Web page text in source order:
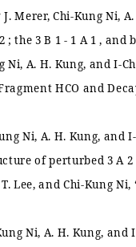
Merer, Chi-Kung Ni,
; the 3 B 1 - 1 A 1 , and
Ni, A. H. Kung, and I-
HCO and
Ni, A. H. Kung, and
of perturbed 3 A 2
Lee, and Chi-Kung Ni,
Ni, A. H. Kung, and